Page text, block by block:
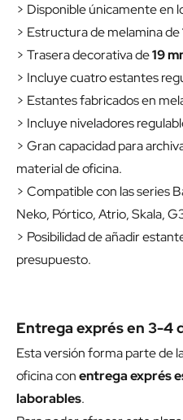
> Disponible únicamente en
> Estructura de melamina de
> Trasera decorativa de19
> Incluye cuatro estantes
> Estantes fabricados en
> Incluye niveladores
> Gran capacidad para
material de oficina.
> Compatible con las series
Neko, Pórtico, Atrio, Skala,
> Posibilidad de añadir
presupuesto.
Entrega exprés en 3-4
Esta versión forma parte de
oficina conentrega exprés
laborables.